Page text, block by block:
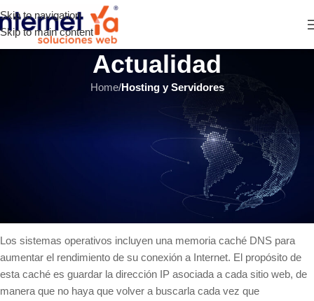
Skip to navigation
Skip to main content
Actualidad
Home/Hosting y Servidores
HOSTING Y SERVIDORES
¿Por qué no puedo ver mi sitio
Web después de cambiar mi
hosting?
INTERNET YA Soluciones Webel 19 julio, 2016
Los sistemas operativos incluyen una memoria caché DNS para
aumentar el rendimiento de su conexión a Internet. El propósito de
esta caché es guardar la dirección IP asociada a cada sitio web, de
manera que no haya que volver a buscarla cada vez que